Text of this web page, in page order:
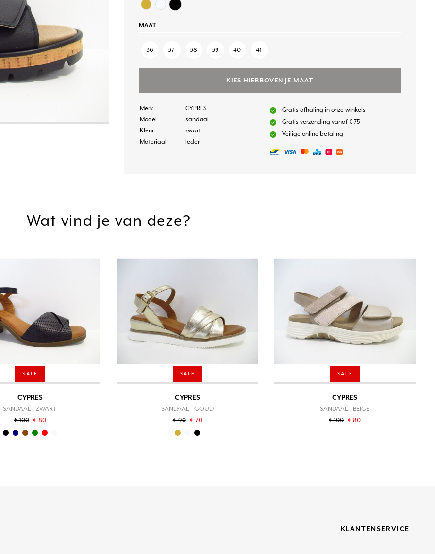
MAAT
36 37 38 39 40 41
KIES HIERBOVEN JE MAAT
Merk
CYPRES
Model
sandaal
Kleur
zwart
Materiaal
leder
Gratis afhaling in onze winkels
Gratis verzending vanaf € 75
Veilige online betaling
Wat vind je van deze?
SALE
CYPRES
SANDAAL - ZWART
€ 100 € 80
SALE
CYPRES
SANDAAL - GOUD
€ 90 € 70
SALE
CYPRES
SANDAAL - BEIGE
€ 100 € 80
KLANTENSERVICE